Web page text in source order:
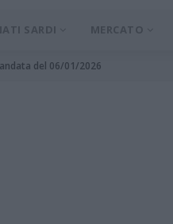
SARDI MERCATO
del 06/01/2026